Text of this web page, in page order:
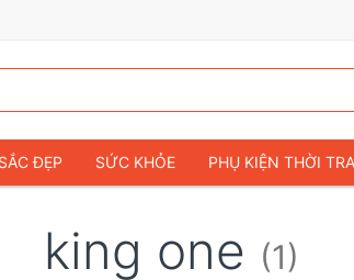
SẮC ĐẸP SỨC KHỎE PHỤ KIỆN THỜI
& TRẺ SƠ SINH GAMING & CONSOLE
king one (1)